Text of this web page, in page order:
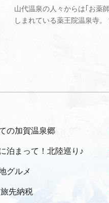
山代温泉の人々からは｢お薬
しまれている薬王院温泉寺。
の加賀温泉郷
泊まって！北陸巡り♪
グルメ
先納税